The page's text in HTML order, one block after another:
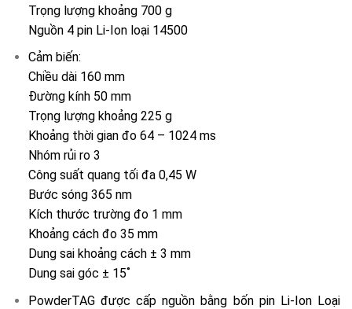
Trọng lượng khoảng 700 g
Nguồn 4 pin Li-Ion loại 14500
Cảm biến:
Chiều dài 160 mm
Đường kính 50 mm
Trọng lượng khoảng 225 g
Khoảng thời gian đo 64 – 1024 ms
Nhóm rủi ro 3
Công suất quang tối đa 0,45 W
Bước sóng 365 nm
Kích thước trường đo 1 mm
Khoảng cách đo 35 mm
Dung sai khoảng cách ± 3 mm
Dung sai góc ± 15˚
PowderTAG được cấp nguồn bằng bốn pin Li-Ion Loại